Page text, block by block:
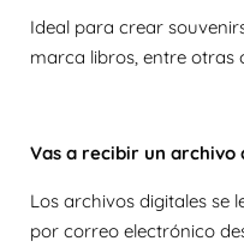
Ideal para crear
marca libros, entre otras
Vas a recibir un
Los archivos digitales se
por correo electrónico